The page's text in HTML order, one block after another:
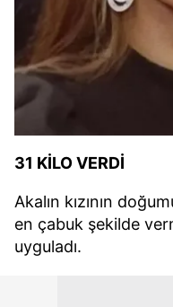
31 KİLO VERDİ
Akalın kızının
en çabuk şekilde
uyguladı.